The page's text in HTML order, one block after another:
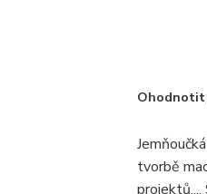
tvorbě
projektů....